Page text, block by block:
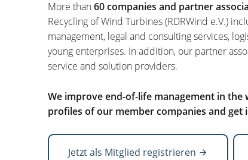
More than60 companies and partner
Recycling of Wind Turbines (RDRWind e.V.)
management, legal and consulting services,
young enterprises. In addition, our partner
service and solution providers.
We improve end-of-life management in
profiles of our member companies and
Jetzt als Mitglied registrieren